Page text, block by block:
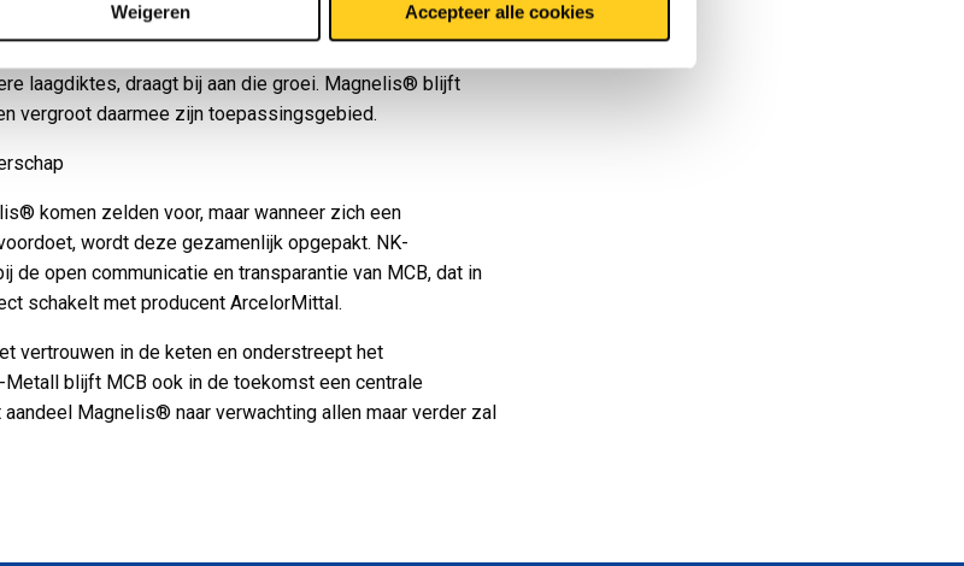
Weigeren Accepteer alle cookies
laagdiktes, draagt bij aan die groei. Magnelis® blijft
vergroot daarmee zijn toepassingsgebied.
komen zelden voor, maar wanneer zich een
wordt deze gezamenlijk opgepakt. NK-
de open communicatie en transparantie van MCB, dat in
schakelt met producent ArcelorMittal.
vertrouwen in de keten en onderstreept het
Metall blijft MCB ook in de toekomst een centrale
aandeel Magnelis® naar verwachting allen maar verder zal